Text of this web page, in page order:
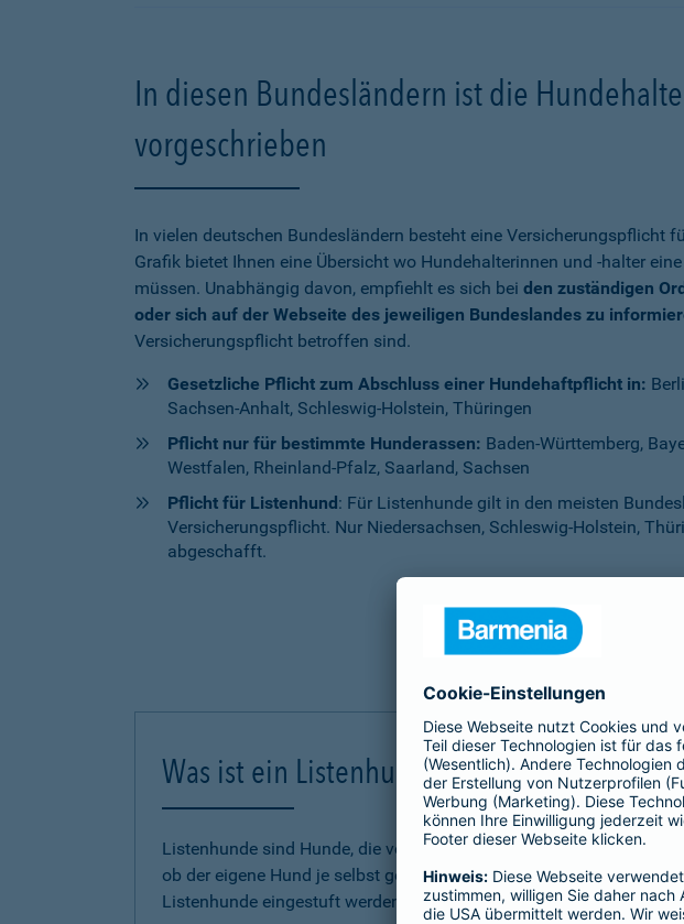
In diesen Bundesländern ist die
vorgeschrieben
In vielen deutschen Bundesländern besteht eine Versicherungspflicht
Grafik bietet Ihnen eine Übersicht wo Hundehalterinnen und -halter
müssen. Unabhängig davon, empfiehlt es sich bei den zuständigen
oder sich auf der Webseite des jeweiligen Bundeslandes zu
Versicherungspflicht betroffen sind.
Gesetzliche Pflicht zum Abschluss einer Hundehaftpflicht in:
Sachsen-Anhalt, Schleswig-Holstein, Thüringen
Pflicht nur für bestimmte Hunderassen: Baden-Württemberg,
Westfalen, Rheinland-Pfalz, Saarland, Sachsen
Pflicht für Listenhund: Für Listenhunde gilt in den meisten
Versicherungspflicht. Nur Niedersachsen, Schleswig-Holstein,
abgeschafft.
Was ist ein Listenhund?
Listenhunde sind Hunde, die von einem Bundesland als
ob der eigene Hund je selbst gefährlich geworden ist. Mitunter
Listenhunde eingestuft werden, unterscheidet sich von